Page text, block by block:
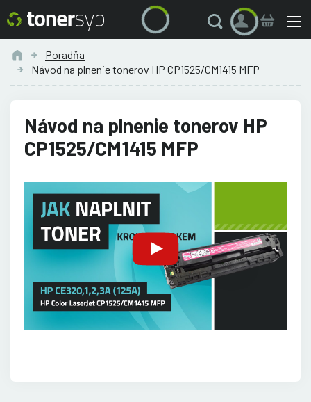
Poradňa
Návod na plnenie tonerov HP CP1525/CM1415 MFP
Návod na plnenie tonerov HP
CP1525/CM1415 MFP